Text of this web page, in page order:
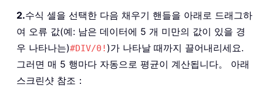
2.수식 셀을 선택한 다음 채우기 핸들을 아래로 드래그하
여 오류 값(예: 남은 데이터에 5 개 미만의 값이 있을 경
우 나타나는)#DIV/0! )가 나타날 때까지 끌어내리세요.
그러면 매 5 행마다 자동으로 평균이 계산됩니다。 아래
스크린샷 참조：